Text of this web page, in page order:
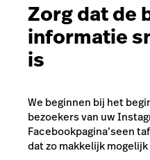
Zorg dat de
informatie
is
We beginnen bij het
bezoekers van uw
Facebookpagina’seen
dat zo makkelijk mogelijk